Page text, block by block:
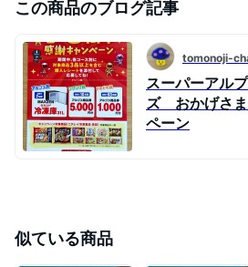
この商品のブログ記事
tomonoji-
スーパーアル
ズ おかげさ
ペーン
似ている商品